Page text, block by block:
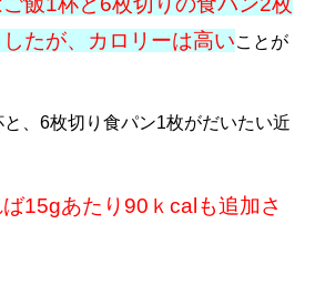
たが、カロリーは高いことが
、6枚切り食パン1枚がだいたい近
15gあたり90ｋcalも追加さ